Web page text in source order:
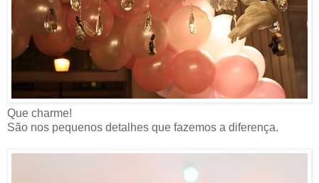
Que charme!
São nos pequenos detalhes que fazemos a diferença.